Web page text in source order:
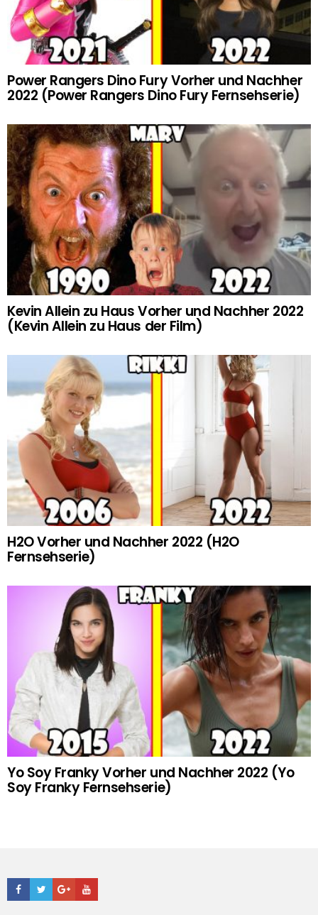
Power Rangers Dino Fury Vorher und Nachher
2022 (Power Rangers Dino Fury Fernsehserie)
Kevin Allein zu Haus Vorher und Nachher 2022
(Kevin Allein zu Haus der Film)
H2O Vorher und Nachher 2022 (H2O
Fernsehserie)
Yo Soy Franky Vorher und Nachher 2022 (Yo
Soy Franky Fernsehserie)
Facebook
TwitterGoogle+Youtube